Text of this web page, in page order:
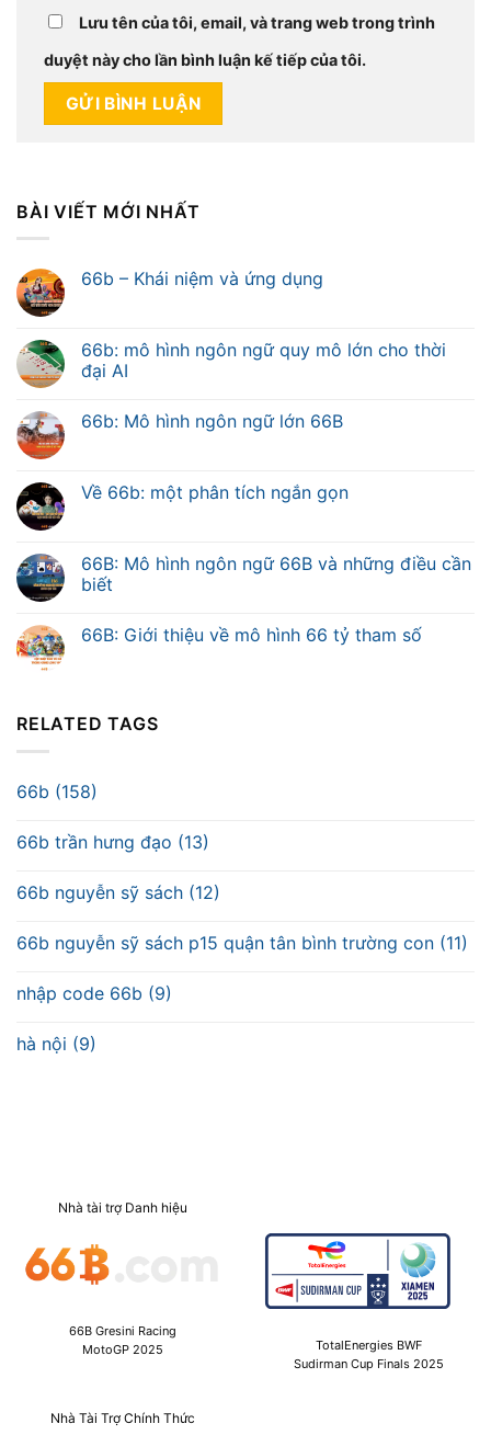
Lưu tên của tôi, email, và trang web trong trình
duyệt này cho lần bình luận kế tiếp của tôi.
BÀI VIẾT MỚI NHẤT
66b – Khái niệm và ứng dụng
66b: mô hình ngôn ngữ quy mô lớn cho thời
đại AI
66b: Mô hình ngôn ngữ lớn 66B
Về 66b: một phân tích ngắn gọn
66B: Mô hình ngôn ngữ 66B và những điều cần
biết
66B: Giới thiệu về mô hình 66 tỷ tham số
RELATED TAGS
66b (158)
66b trần hưng đạo (13)
66b nguyễn sỹ sách (12)
66b nguyễn sỹ sách p15 quận tân bình trường con (11)
nhập code 66b (9)
hà nội (9)
Nhà tài trợ Danh hiệu
66B Gresini Racing
MotoGP 2025
TotalEnergies BWF
Sudirman Cup Finals 2025
Nhà Tài Trợ Chính Thức